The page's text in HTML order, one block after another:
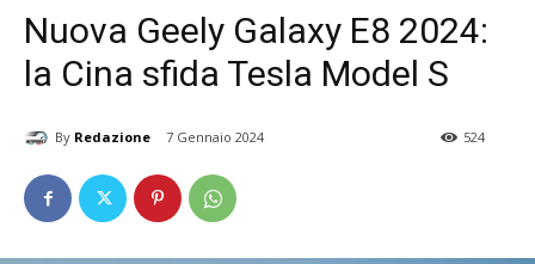
Nuova Geely Galaxy E8 2024:
la Cina sfida Tesla Model S
By Redazione 7 Gennaio 2024 524